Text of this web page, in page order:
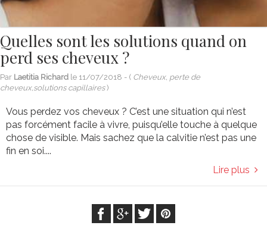
Quelles sont les solutions quand on
perd ses cheveux ?
Par Laetitia Richard le 11/07/2018 - ( Cheveux, perte de
cheveux,solutions capillaires)
Vous perdez vos cheveux ? C’est une situation qui n’est
pas forcément facile à vivre, puisqu’elle touche à quelque
chose de visible. Mais sachez que la calvitie n’est pas une
fin en soi....
Lire plus